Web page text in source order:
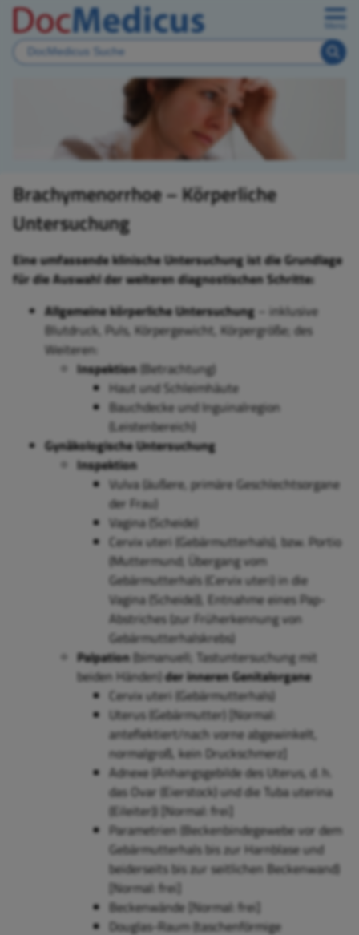
Brachymenorrhoe – Körperliche
Untersuchung
Eine umfassende klinische Untersuchung ist die Grundlage
für die Auswahl der weiteren diagnostischen Schritte:
Allgemeine körperliche Untersuchung – inklusive
Blutdruck, Puls, Körpergewicht, Körpergröße; des
Weiteren:
Inspektion(Betrachtung)
Haut und Schleimhäute
Bauchdecke und Inguinalregion
(Leistenbereich)
Gynäkologische Untersuchung
Inspektion
Vulva (äußere, primäre Geschlechtsorgane
der Frau)
Vagina (Scheide)
Cervix uteri (Gebärmutterhals), bzw. Portio
(Muttermund; Übergang vom
Gebärmutterhals (Cervix uteri) in die
Vagina (Scheide)), Entnahme eines Pap-
Abstriches (zur Früherkennung von
Gebärmutterhalskrebs)
Palpation(bimanuell; Tastuntersuchung mit
beiden Händen)der inneren Genitalorgane
Cervix uteri (Gebärmutterhals)
Uterus (Gebärmutter) [Normal:
anteflektiert/nach vorne abgewinkelt,
normalgroß, kein Druckschmerz]
Adnexe (Anhangsgebilde des Uterus, d. h.
das Ovar (Eierstock) und die Tuba uterina
(Eileiter)) [Normal: frei]
Parametrien (Beckenbindegewebe vor dem
Gebärmutterhals bis zur Harnblase und
beiderseits bis zur seitlichen Beckenwand)
[Normal: frei]
Beckenwände [Normal: frei]
Douglas-Raum (taschenförmige